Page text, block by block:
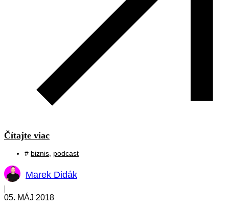
Čítajte viac
# biznis, podcast
Marek Didák
|
05. MÁJ 2018